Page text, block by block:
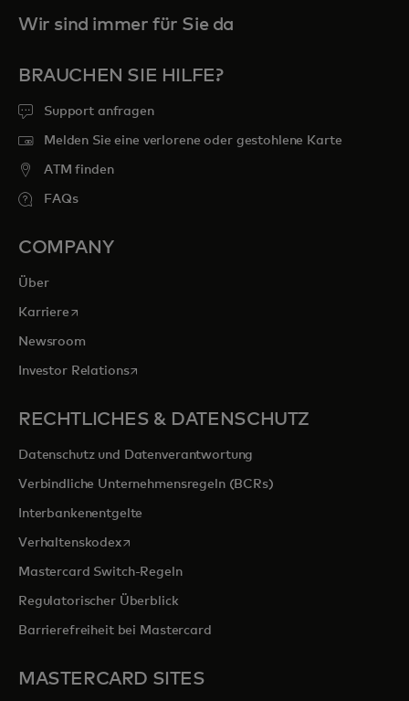
Wir sind immer für Sie da
BRAUCHEN SIE HILFE?
Support anfragen
Melden Sie eine verlorene oder gestohlene Karte
ATM finden
FAQs
COMPANY
Über
Karrierewird in einer neuen Registerkarte geöffnet
Newsroom
Investor Relationswird in einer neuen Registerkarte geöffnet
RECHTLICHES & DATENSCHUTZ
Datenschutz und Datenverantwortung
Verbindliche Unternehmensregeln (BCRs)
Interbankenentgelte
Verhaltenskodexwird in einer neuen Registerkarte geöffnet
Mastercard Switch-Regeln
Regulatorischer Überblick
Barrierefreiheit bei Mastercard
MASTERCARD SITES